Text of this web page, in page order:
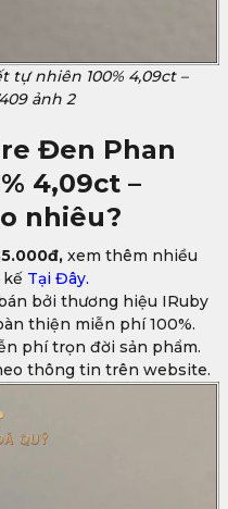
tự nhiên 100% 4,09ct –
ảnh 2
Đen Phan
4,09ct –
nhiêu?
xem thêm nhiều
kế Tại Đây.
bởi thương hiệu IRuby
thiện miễn phí 100%.
phí trọn đời sản phẩm.
thông tin trên website.